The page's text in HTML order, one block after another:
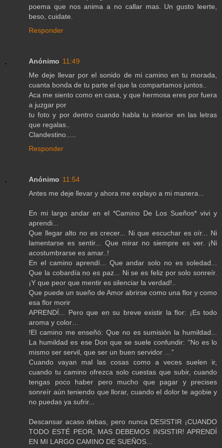
poema que nos anima a no callar mas. Un gusto leerte,
beso, cuidate.
Responder
Anónimo 11:49
Me deje llevar por el sonido de mi camino en tu morada,
cuanta bonda de tu parte el que la compartamos juntos..
Aca me siento como en casa, y que hermosa eres por fuera
a juzgar por
tu foto y por dentro cuando habla tu interior en las letras
que regalas..
Clandestino.....
Responder
Anónimo 11:54
Antes me deje llevar y ahora me explayo a mi manera...
En mi largo andar en el *Camino De Los Sueños* vivi y
aprendi...
Que llegar alto no es crecer... Ni que escuchar es oír... Ni
lamentarse es sentir... Que mirar no siempre es ver. ¡Ni
acostumbrarse es amar..!
En el camino aprendí... Que andar solo no es soledad...
Que la cobardía no es paz... Ni se es feliz por solo sonreír.
¡Y que peor que mentir es silenciar la verdad!..
Que puede un sueño de Amor abrirse como una flor y como
esa flor morir
APRENDÍ... Pero que en su breve existir la flor: ¡Es todo
aroma y color…
!El camino me enseñó: Que no es sumisión la humildad...
La humildad es ese Don que se suele confundir: “No es lo
mismo ser servil, que ser un buen servidor …”
Cuando vayan mal las cosas como a veces suelen ir,
cuando tu camino ofrezca solo cuestas que subir, cuando
tengas poco haber pero mucho que pagar y precises
sonreír aún teniendo que llorar, cuando el dolor te agobie y
no puedas ya sufrir...
Descansar acaso debas, pero nunca DESISTIR ¡CUANDO
TODO ESTÉ PEOR, MAS DEBEMOS INSISTIR! APRENDÍ
EN MI LARGO CAMINO DE SUEÑOS...